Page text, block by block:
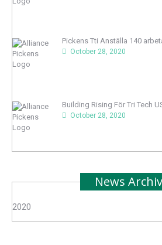
Pickens Tti Anställa 140
October 28, 2020
Building Rising För Tri Tech
October 28, 2020
News
2020